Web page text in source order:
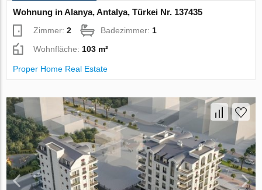
Wohnung in Alanya, Antalya, Türkei Nr. 137435
Zimmer:2 Badezimmer: 1
Wohnfläche: 103 m²
Proper Home Real Estate